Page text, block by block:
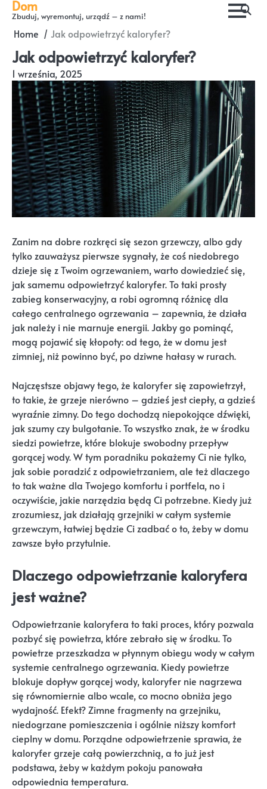
Skip
content
Dom
Zbuduj, wyremontuj, urządź – z nami!
Home Jak odpowietrzyć kaloryfer?
Jak odpowietrzyć kaloryfer?
1 września, 2025
Zanim na dobre rozkręci się sezon grzewczy, albo gdy
tylko zauważysz pierwsze sygnały, że coś niedobrego
dzieje się z Twoim ogrzewaniem, warto dowiedzieć się,
jak samemu odpowietrzyć kaloryfer. To taki prosty
zabieg konserwacyjny, a robi ogromną różnicę dla
całego centralnego ogrzewania – zapewnia, że działa
jak należy i nie marnuje energii. Jakby go pominąć,
mogą pojawić się kłopoty: od tego, że w domu jest
zimniej, niż powinno być, po dziwne hałasy w rurach.
Najczęstsze objawy tego, że kaloryfer się zapowietrzył,
to takie, że grzeje nierówno – gdzieś jest ciepły, a gdzieś
wyraźnie zimny. Do tego dochodzą niepokojące dźwięki,
jak szumy czy bulgotanie. To wszystko znak, że w środku
siedzi powietrze, które blokuje swobodny przepływ
gorącej wody. W tym poradniku pokażemy Ci nie tylko,
jak sobie poradzić z odpowietrzaniem, ale też dlaczego
to tak ważne dla Twojego komfortu i portfela, no i
oczywiście, jakie narzędzia będą Ci potrzebne. Kiedy już
zrozumiesz, jak działają grzejniki w całym systemie
grzewczym, łatwiej będzie Ci zadbać o to, żeby w domu
zawsze było przytulnie.
Dlaczego odpowietrzanie kaloryfera
jest ważne?
Odpowietrzanie kaloryfera to taki proces, który pozwala
pozbyć się powietrza, które zebrało się w środku. To
powietrze przeszkadza w płynnym obiegu wody w całym
systemie centralnego ogrzewania. Kiedy powietrze
blokuje dopływ gorącej wody, kaloryfer nie nagrzewa
się równomiernie albo wcale, co mocno obniża jego
wydajność. Efekt? Zimne fragmenty na grzejniku,
niedogrzane pomieszczenia i ogólnie niższy komfort
cieplny w domu. Porządne odpowietrzenie sprawia, że
kaloryfer grzeje całą powierzchnią, a to już jest
podstawa, żeby w każdym pokoju panowała
odpowiednia temperatura.